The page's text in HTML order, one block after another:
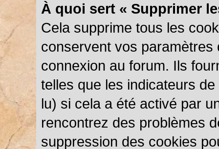
À quoi sert « Supprimer
Cela supprime tous les
conservent vos paramètres
connexion au forum. Ils
telles que les indicateurs
lu) si cela a été activé par
rencontrez des problèmes
suppression des cookies